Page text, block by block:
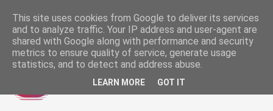
This site uses cookies from Google to deliver its services
and to analyze traffic. Your IP address and user-agent are
shared with Google along with performance and security
metrics to ensure quality of service, generate usage
statistics, and to detect and address abuse.
LEARN MORE GOT IT